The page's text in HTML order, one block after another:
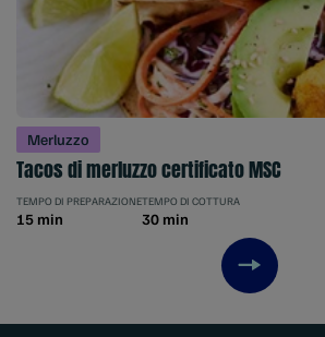
Merluzzo
Tacos di merluzzo certificato MSC
TEMPO DI PREPARAZIONE
15 min
TEMPO DI COTTURA
30 min
Next item